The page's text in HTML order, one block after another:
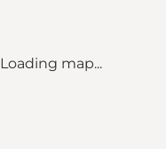
Loading map...